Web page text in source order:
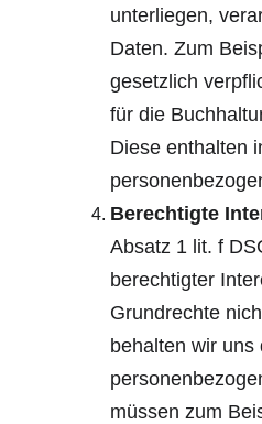
unterliegen,
Daten. Zum
gesetzlich
für die
Diese enthalten
Berechtigte
Absatz 1 lit. f
berechtigter
Grundrechte
behalten wir uns
müssen zum